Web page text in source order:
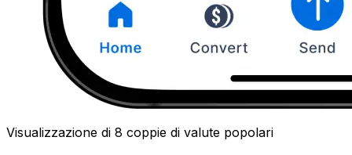
Visualizzazione di 8 coppie di valute popolari